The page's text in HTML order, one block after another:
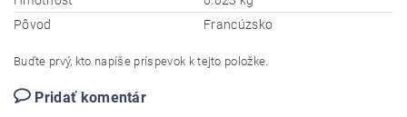
Pôvod
Francúzsko
Buďte prvý, kto napíše príspevok k tejto položke.
Pridať komentár